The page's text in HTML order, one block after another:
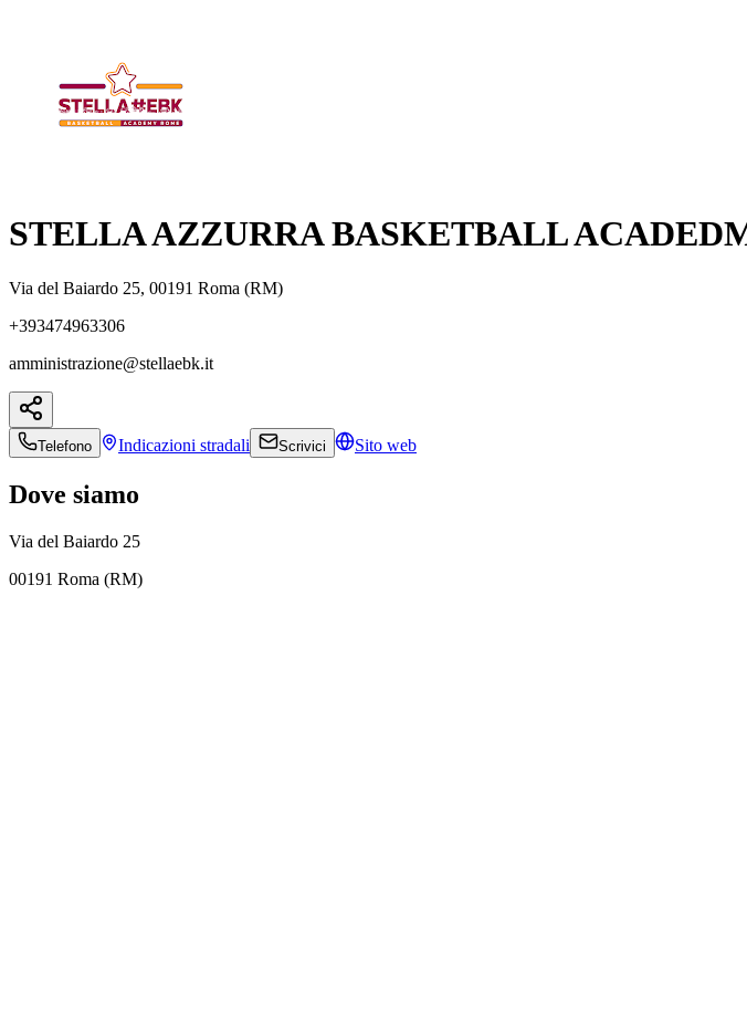
STELLA AZZURRA BASKETBALL
Via del Baiardo 25, 00191 Roma (RM)
+393474963306
amministrazione@stellaebk.it
Telefono Indicazioni stradali Scrivici Sito web
Dove siamo
Via del Baiardo 25
00191 Roma (RM)